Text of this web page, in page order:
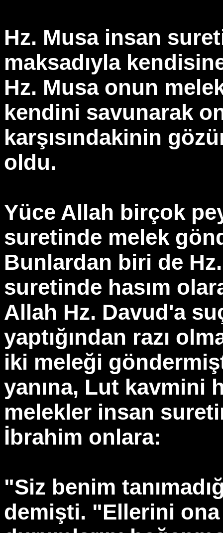
Hz. Musa insan
maksadıyla
Hz. Musa onun
kendini savunarak
karşısındakinin
oldu.
Yüce Allah birçok
suretinde melek
Bunlardan biri de
suretinde hasım
Allah Hz. Davud'a
yaptığından razı
iki meleği
yanına, Lut kavmini
melekler insan
İbrahim onlara:
"Siz benim
demişti. "Ellerini ona